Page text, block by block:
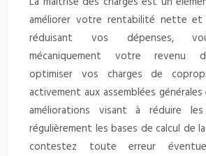
améliorer votre rentabilité nette
réduisant vos dépenses,
mécaniquement votre revenu
optimiser vos charges de
activement aux assemblées
améliorations visant à réduire
régulièrement les bases de calcul de
contestez toute erreur